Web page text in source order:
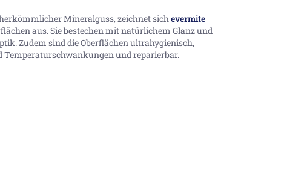
Mineralguss, zeichnet sichevermite
aus. Sie bestechen mit natürlichem Glanz und
Zudem sind die Oberflächen ultrahygienisch,
Temperaturschwankungen und reparierbar.